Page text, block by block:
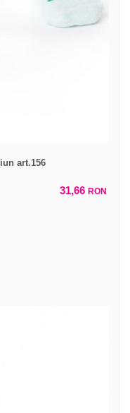
art.156
31,66 RON